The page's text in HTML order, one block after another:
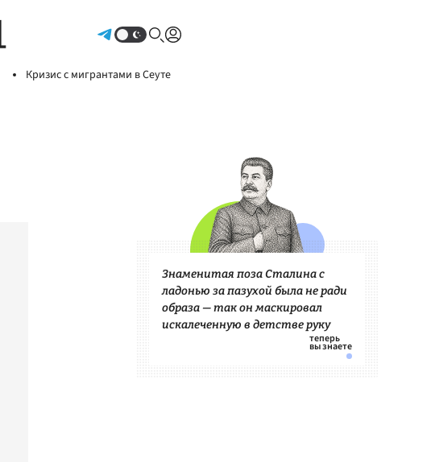
Кризис с мигрантами в Сеуте
Знаменитая поза Сталина с
ладонью за пазухой была не ради
образа — так он маскировал
искалеченную в детстве руку